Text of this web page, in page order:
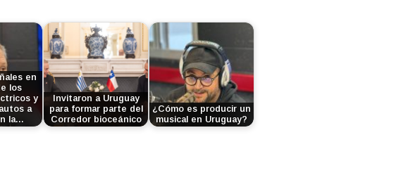
en
los
y
a
la…
Invitaron a Uruguay
para formar parte del
Corredor bioceánico
¿Cómo es producir un
musical en Uruguay?